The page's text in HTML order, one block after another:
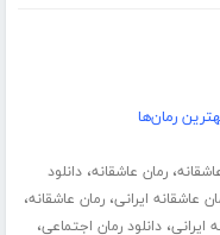
رمان‌ها
،رمان عاشقانه،دانلود
عاشقانه ایرانی،رمان عاشقانه،
ایرانی،دانلود رمان اجتماعی،